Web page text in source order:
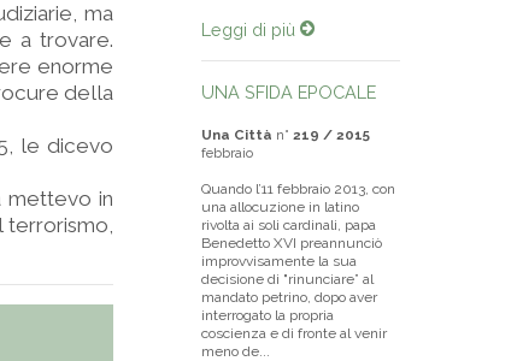
ma
a trovare.
enorme
della
le dicevo
mettevo in
terrorismo,
Leggi di più
UNA SFIDA EPOCALE
Una Città n° 219 / 2015
febbraio
Quando l’11 febbraio 2013, con
una allocuzione in latino
rivolta ai soli cardinali, papa
Benedetto XVI preannunciò
improvvisamente la sua
decisione di "rinunciare” al
mandato petrino, dopo aver
interrogato la propria
coscienza e di fronte al venir
meno de...